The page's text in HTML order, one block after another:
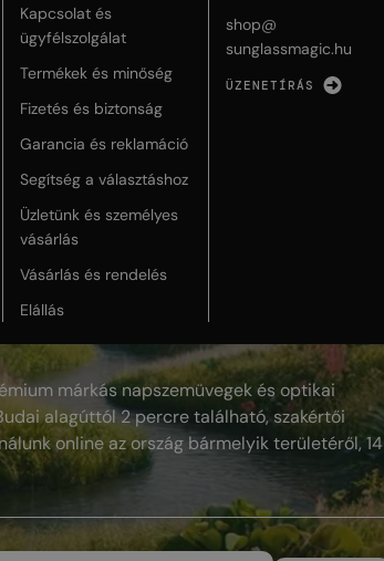
Kapcsolat és
ügyfélszolgálat
Termékek és minőség
Fizetés és biztonság
Garancia és reklamáció
Segítség a választáshoz
Üzletünk és személyes
vásárlás
Vásárlás és rendelés
Elállás
shop@
sunglassmagic.hu
ÜZENETÍRÁS
márkás napszemüvegek és optikai
alagúttól 2 percre található, szakértői
online az ország bármelyik területéről, 14